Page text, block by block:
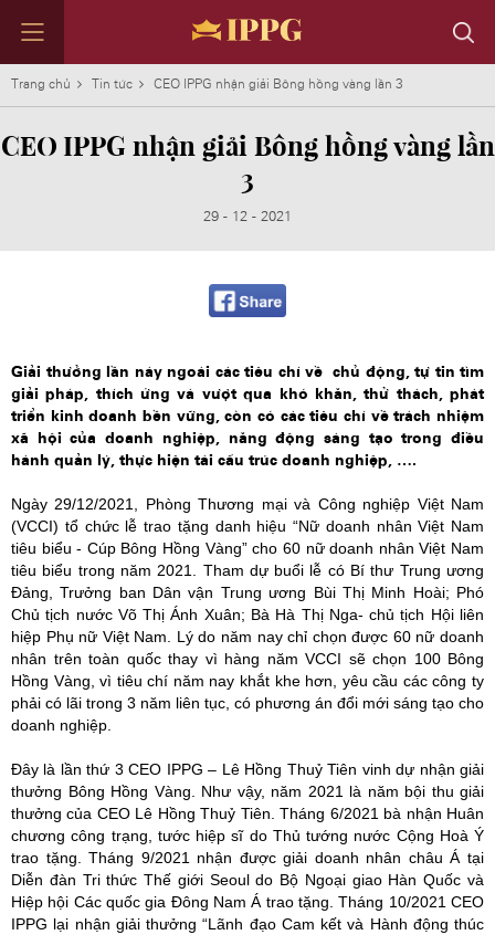
Thành tựu
ACFC & CMFC
IPP Supply Chain
IPP Leaf
IPP Spirits
IPP Technology
Tất cả các nhãn hiệu
Tin theo lĩnh vực
Môi trường làm việc
Thông điệp từ Chủ tịch
Liên hệ các Bộ phận Kinh Doanh
Trang chủ Tin tức CEO IPPG nhận giải Bông hồng vàng lần 3
CEO IPPG nhận giải Bông hồng vàng lần
3
29 - 12 - 2021
Giải thưởng lần này ngoài các tiêu chí về chủ động, tự tin tìm
giải pháp, thích ứng và vượt qua khó khăn, thử thách, phát
triển kinh doanh bền vững, còn có các tiêu chí về trách nhiệm
xã hội của doanh nghiệp, năng động sáng tạo trong điều
hành quản lý, thực hiện tái cấu trúc doanh nghiệp, ….
Ngày 29/12/2021, Phòng Thương mại và Công nghiệp Việt Nam
(VCCI) tổ chức lễ trao tặng danh hiệu “Nữ doanh nhân Việt Nam
tiêu biểu - Cúp Bông Hồng Vàng” cho 60 nữ doanh nhân Việt Nam
tiêu biểu trong năm 2021. Tham dự buổi lễ có Bí thư Trung ương
Đảng, Trưởng ban Dân vận Trung ương Bùi Thị Minh Hoài; Phó
Chủ tịch nước Võ Thị Ánh Xuân; Bà Hà Thị Nga- chủ tịch Hội liên
hiệp Phụ nữ Việt Nam. Lý do năm nay chỉ chọn được 60 nữ doanh
nhân trên toàn quốc thay vì hàng năm VCCI sẽ chọn 100 Bông
Hồng Vàng, vì tiêu chí năm nay khắt khe hơn, yêu cầu các công ty
phải có lãi trong 3 năm liên tục, có phương án đổi mới sáng tạo cho
doanh nghiệp.
Đây là lần thứ 3 CEO IPPG – Lê Hồng Thuỷ Tiên vinh dự nhận giải
thưởng Bông Hồng Vàng. Như vậy, năm 2021 là năm bội thu giải
thưởng của CEO Lê Hồng Thuỷ Tiên. Tháng 6/2021 bà nhận Huân
chương công trạng, tước hiệp sĩ do Thủ tướng nước Cộng Hoà Ý
trao tặng. Tháng 9/2021 nhận được giải doanh nhân châu Á tại
Diễn đàn Tri thức Thế giới Seoul do Bộ Ngoại giao Hàn Quốc và
Hiệp hội Các quốc gia Đông Nam Á trao tặng. Tháng 10/2021 CEO
IPPG lại nhận giải thưởng “Lãnh đạo Cam kết và Hành động thúc